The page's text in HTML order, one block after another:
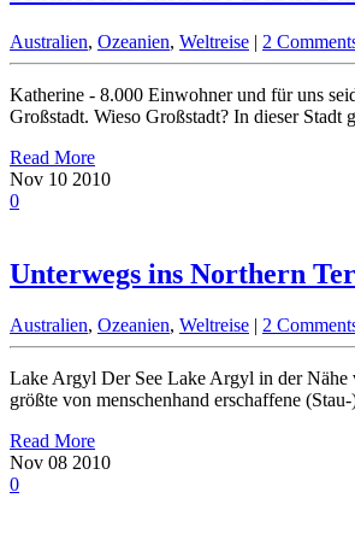
Australien, Ozeanien, Weltreise | 2
Katherine - 8.000 Einwohner und für uns
Großstadt. Wieso Großstadt? In dieser
Read More
Nov 10 2010
0
Unterwegs ins Northern
Australien, Ozeanien, Weltreise | 2
Lake Argyl Der See Lake Argyl in der Nähe
größte von menschenhand erschaffene
Read More
Nov 08 2010
0